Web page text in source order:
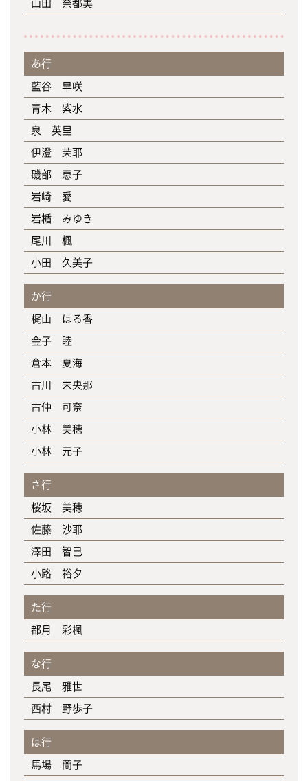
あ行
藍谷 早咲
青木 紫水
泉 英里
伊澄 茉耶
磯部 恵子
岩崎 愛
岩楯 みゆき
尾川 楓
小田 久美子
か行
梶山 はる香
金子 睦
倉本 夏海
古川 未央那
古仲 可奈
小林 美穂
小林 元子
さ行
桜坂 美穂
佐藤 沙耶
澤田 智巳
小路 裕夕
た行
都月 彩楓
な行
長尾 雅世
西村 野歩子
は行
馬場 蘭子